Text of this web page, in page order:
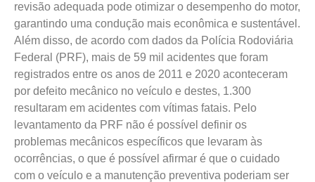
revisão adequada pode otimizar o desempenho do motor,
garantindo uma condução mais econômica e sustentável.
Além disso, de acordo com dados da Polícia Rodoviária
Federal (PRF), mais de 59 mil acidentes que foram
registrados entre os anos de 2011 e 2020 aconteceram
por defeito mecânico no veículo e destes, 1.300
resultaram em acidentes com vítimas fatais. Pelo
levantamento da PRF não é possível definir os
problemas mecânicos específicos que levaram às
ocorrências, o que é possível afirmar é que o cuidado
com o veículo e a manutenção preventiva poderiam ser